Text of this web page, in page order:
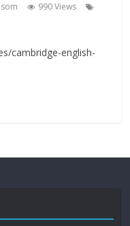
990 Views
cambridge-english-